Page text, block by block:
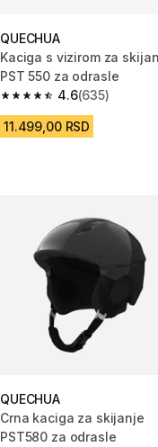
QUECHUA
Kaciga s vizirom za
PST 550 za odrasle
4.6
4.6 od 5 zvezdica from
(635)
11.499,00 RSD
QUECHUA
Crna kaciga za skijanje
PST580 za odrasle